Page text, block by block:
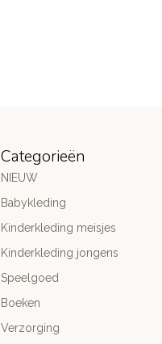
Categorieën
NIEUW
Babykleding
Kinderkleding meisjes
Kinderkleding jongens
Speelgoed
Boeken
Verzorging